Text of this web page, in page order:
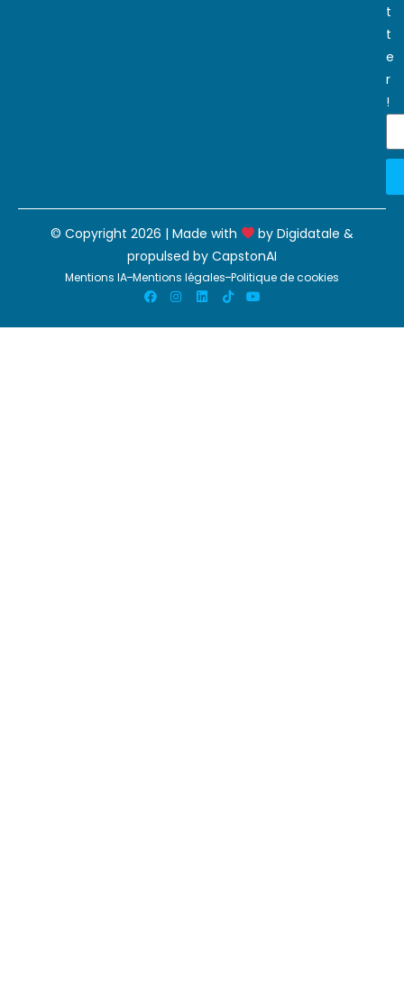
t
t
e
r
!
© Copyright 2026 | Made with byDigidatale &
propulsed by CapstonAI
Mentions IA Mentions légales Politique de cookies